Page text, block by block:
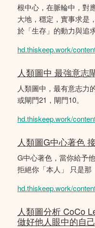
根中心，在脈輪中，對
大地，穩定，實事求是
於「生存」的動力與追求
hd.thiskeep.work/
人類圖中 最強意志
人類圖中，最有意志力
或閘門21，閘門10。
hd.thiskeep.work/
人類圖G中心著色
G中心著色，當你給予
拒絕你「本人」 只是那
hd.thiskeep.work/
人類圖分析 CoCo
做好他人眼中的自己